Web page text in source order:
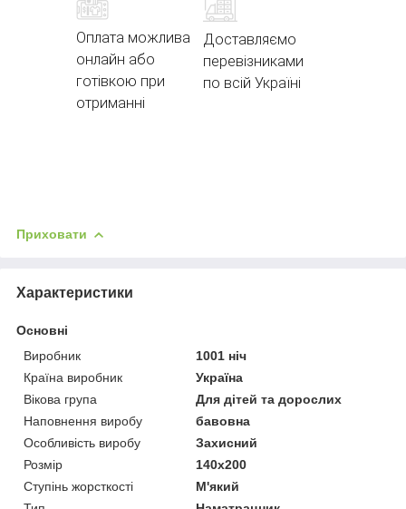
Оплата можлива
онлайн або
готівкою при
отриманні
Доставляємо
перевізниками
по всій Україні
Приховати
Характеристики
Основні
Виробник
1001 ніч
Країна виробник
Україна
Вікова група
Для дітей та дорослих
Наповнення виробу
бавовна
Особливість виробу
Захисний
Розмір
140x200
Ступінь жорсткості
М'який